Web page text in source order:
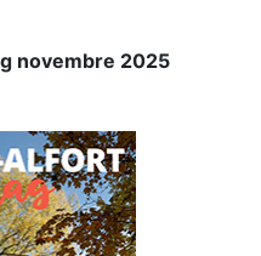
novembre 2025